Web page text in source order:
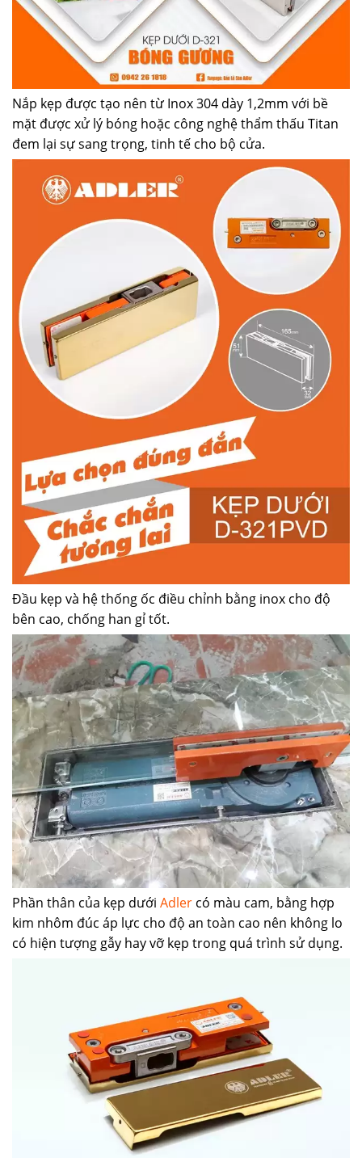
Nắp kẹp được tạo nên từ Inox 304 dày 1,2mm với bề
mặt được xử lý bóng hoặc công nghệ thẩm thấu Titan
đem lại sự sang trọng, tinh tế cho bộ cửa.
Đầu kẹp và hệ thống ốc điều chỉnh bằng inox cho độ
bên cao, chống han gỉ tốt.
Phần thân của kẹp dưới Adler có màu cam, bằng hợp
kim nhôm đúc áp lực cho độ an toàn cao nên không lo
có hiện tượng gẫy hay vỡ kẹp trong quá trình sử dụng.